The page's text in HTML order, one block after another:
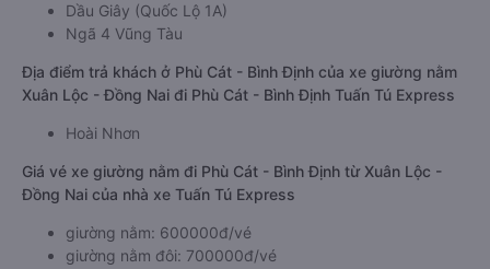
Dầu Giây (Quốc Lộ 1A)
Ngã 4 Vũng Tàu
Địa điểm trả khách ở Phù Cát - Bình Định của xe giường nằm
Xuân Lộc - Đồng Nai đi Phù Cát - Bình Định Tuấn Tú Express
Hoài Nhơn
Giá vé xe giường nằm đi Phù Cát - Bình Định từ Xuân Lộc -
Đồng Nai của nhà xe Tuấn Tú Express
giường nằm: 600000đ/vé
giường nằm đôi: 700000đ/vé